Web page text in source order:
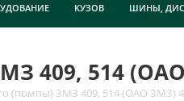
КУЗОВ ШИНЫ,
409, 514
(помпы) ЗМЗ 409, 514 (ОАО ЗМЗ)